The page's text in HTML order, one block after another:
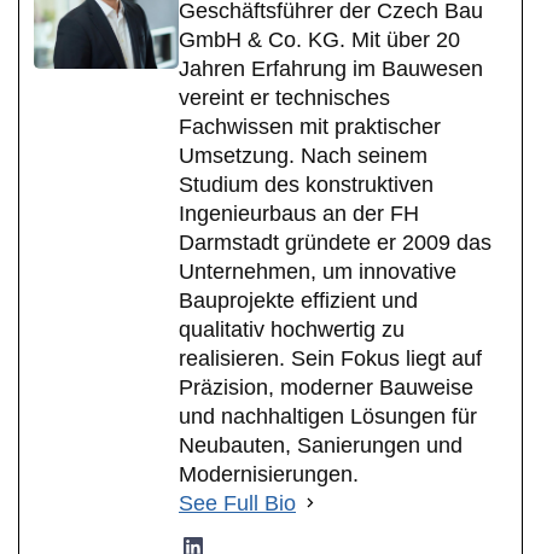
Geschäftsführer der Czech Bau
GmbH & Co. KG. Mit über 20
Jahren Erfahrung im Bauwesen
vereint er technisches
Fachwissen mit praktischer
Umsetzung. Nach seinem
Studium des konstruktiven
Ingenieurbaus an der FH
Darmstadt gründete er 2009 das
Unternehmen, um innovative
Bauprojekte effizient und
qualitativ hochwertig zu
realisieren. Sein Fokus liegt auf
Präzision, moderner Bauweise
und nachhaltigen Lösungen für
Neubauten, Sanierungen und
Modernisierungen.
See Full Bio